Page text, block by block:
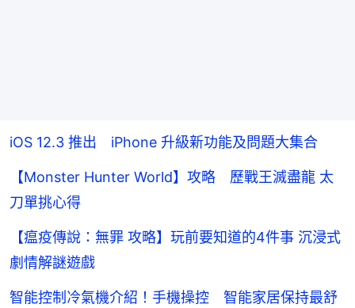
iOS 12.3 推出 iPhone 升級新功能及問題大集合
【Monster Hunter World】攻略 歷戰王滅盡龍 太
刀單挑心得
【瘟疫傳說：無罪 攻略】玩前要知道的4件事 沉浸式
劇情解謎遊戲
智能控制冷氣機介紹！手機操控 智能家居保持最舒